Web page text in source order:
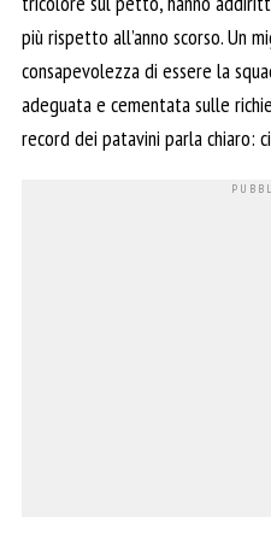
più rispetto all’anno scorso. Un
consapevolezza di essere la
adeguata e cementata sulle
record dei patavini parla chiaro: